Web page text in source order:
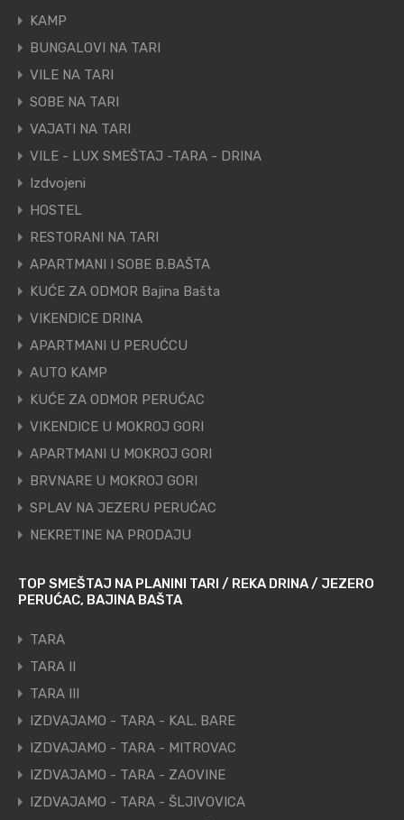
KAMP
BUNGALOVI NA TARI
VILE NA TARI
SOBE NA TARI
VAJATI NA TARI
VILE - LUX SMEŠTAJ -TARA - DRINA
Izdvojeni
HOSTEL
RESTORANI NA TARI
APARTMANI I SOBE B.BAŠTA
KUĆE ZA ODMOR Bajina Bašta
VIKENDICE DRINA
APARTMANI U PERUĆCU
AUTO KAMP
KUĆE ZA ODMOR PERUĆAC
VIKENDICE U MOKROJ GORI
APARTMANI U MOKROJ GORI
BRVNARE U MOKROJ GORI
SPLAV NA JEZERU PERUĆAC
NEKRETINE NA PRODAJU
TOP SMEŠTAJ NA PLANINI TARI / REKA DRINA / JEZERO
PERUĆAC, BAJINA BAŠTA
TARA
TARA II
TARA III
IZDVAJAMO - TARA - KAL. BARE
IZDVAJAMO - TARA - MITROVAC
IZDVAJAMO - TARA - ZAOVINE
IZDVAJAMO - TARA - ŠLJIVOVICA